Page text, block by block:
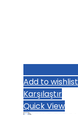
Add to wishlist
Karşılaştır
Quick View